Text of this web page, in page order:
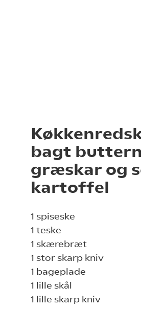
bagt
græskar og
kartoffel
1 spiseske
1 teske
1 skærebræt
1 stor skarp kniv
1 bageplade
1 lille skål
1 lille skarp kniv